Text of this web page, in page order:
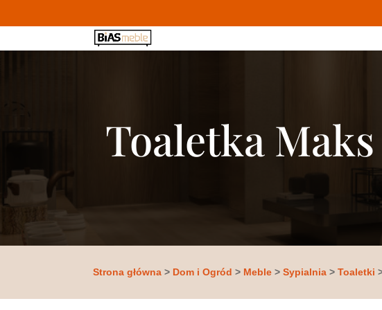
Toaletka
Strona główna > Dom i Ogród > Meble >Sypialnia >Toaletki